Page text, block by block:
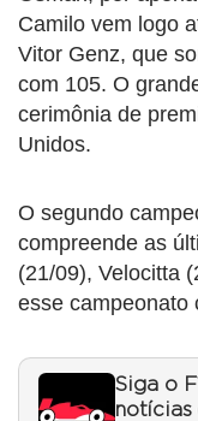
Camilo vem logo
Vitor Genz, que
com 105. O
cerimônia de
Unidos.
O segundo
compreende as
(21/09), Velocitta
esse campeonato
Siga o
notícias